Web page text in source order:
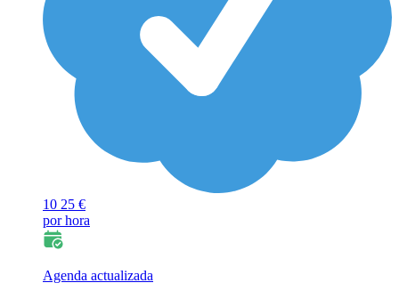
10 25 €
por hora
Agenda actualizada